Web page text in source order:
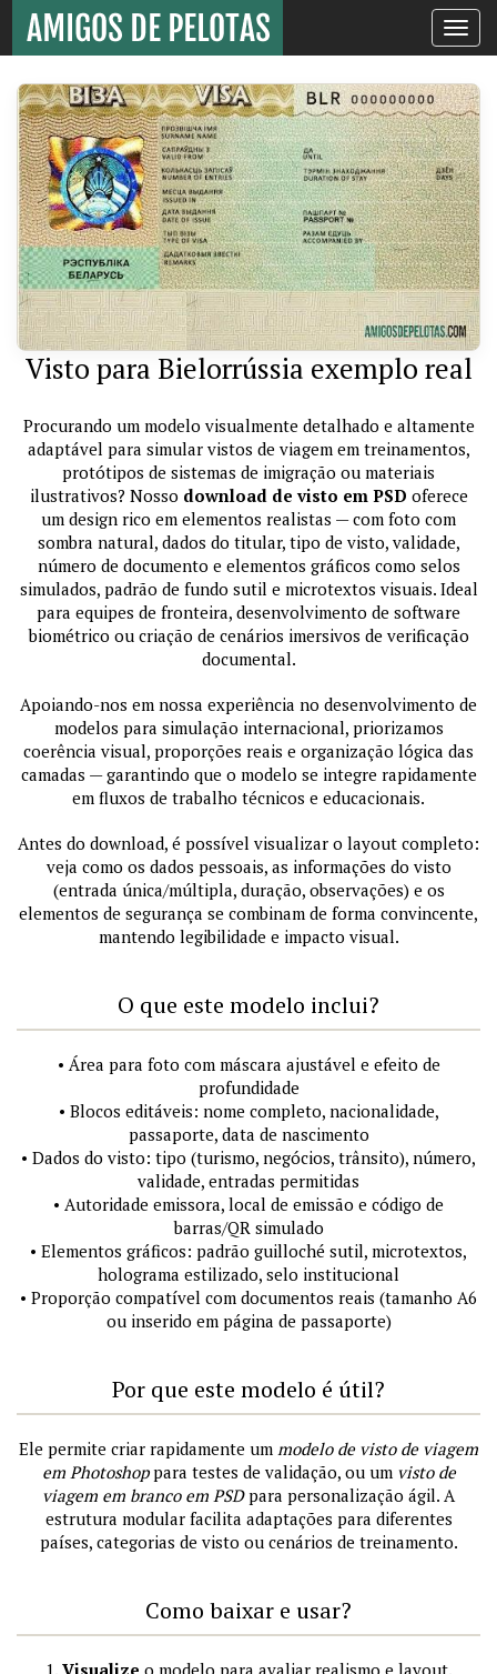
Toggle
Visto para Bielorrússia exemplo real
Procurando um modelo visualmente detalhado e altamente
adaptável para simular vistos de viagem em treinamentos,
protótipos de sistemas de imigração ou materiais
ilustrativos? Nosso download de visto em PSD oferece
um design rico em elementos realistas — com foto com
sombra natural, dados do titular, tipo de visto, validade,
número de documento e elementos gráficos como selos
simulados, padrão de fundo sutil e microtextos visuais. Ideal
para equipes de fronteira, desenvolvimento de software
biométrico ou criação de cenários imersivos de verificação
documental.
Apoiando-nos em nossa experiência no desenvolvimento de
modelos para simulação internacional, priorizamos
coerência visual, proporções reais e organização lógica das
camadas — garantindo que o modelo se integre rapidamente
em fluxos de trabalho técnicos e educacionais.
Antes do download, é possível visualizar o layout completo:
veja como os dados pessoais, as informações do visto
(entrada única/múltipla, duração, observações) e os
elementos de segurança se combinam de forma convincente,
mantendo legibilidade e impacto visual.
O que este modelo inclui?
• Área para foto com máscara ajustável e efeito de
profundidade
• Blocos editáveis: nome completo, nacionalidade,
passaporte, data de nascimento
• Dados do visto: tipo (turismo, negócios, trânsito), número,
validade, entradas permitidas
• Autoridade emissora, local de emissão e código de
barras/QR simulado
• Elementos gráficos: padrão guilloché sutil, microtextos,
holograma estilizado, selo institucional
• Proporção compatível com documentos reais (tamanho A6
ou inserido em página de passaporte)
Por que este modelo é útil?
Ele permite criar rapidamente um modelo de visto de viagem
em Photoshoppara testes de validação, ou um visto de
viagem em branco em PSDpara personalização ágil. A
estrutura modular facilita adaptações para diferentes
países, categorias de visto ou cenários de treinamento.
Como baixar e usar?
1. Visualize o modelo para avaliar realismo e layout.